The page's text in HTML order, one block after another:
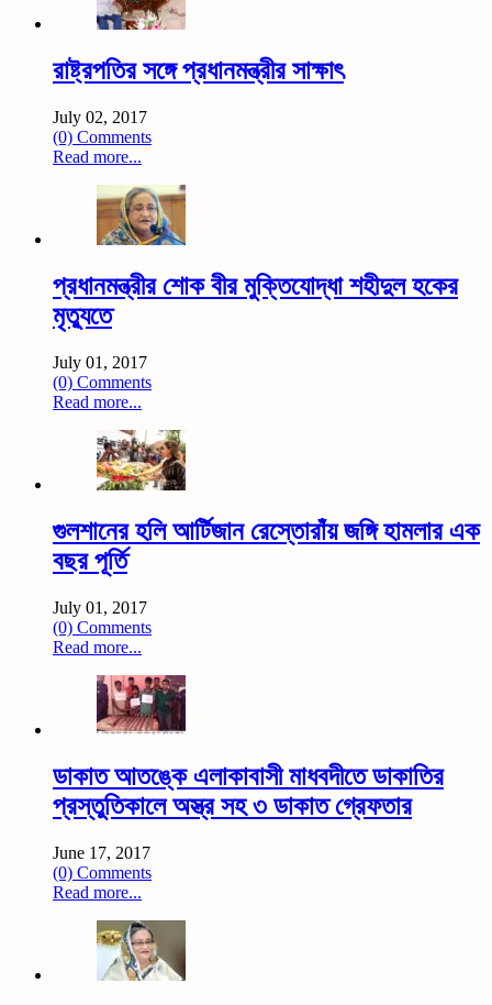
রাষ্ট্রপতির সঙ্গে প্রধানমন্ত্রীর সাক্ষাৎ
July 02, 2017
(0) Comments
Read more...
প্রধানমন্ত্রীর শোক বীর মুক্তিযোদ্ধা শহীদুল হকের
মৃত্যুতে
July 01, 2017
(0) Comments
Read more...
গুলশানের হলি আর্টিজান রেস্তোরাঁয় জঙ্গি হামলার এক
বছর পূর্তি
July 01, 2017
(0) Comments
Read more...
ডাকাত আতঙ্কে এলাকাবাসী মাধবদীতে ডাকাতির
প্রস্তুতিকালে অস্ত্র সহ ৩ ডাকাত গ্রেফতার
June 17, 2017
(0) Comments
Read more...